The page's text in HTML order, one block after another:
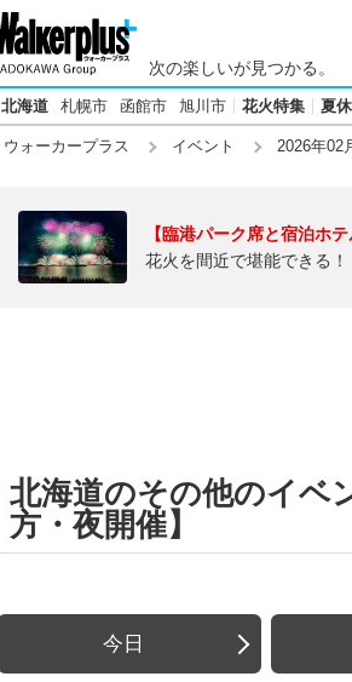
次の楽しいが見つかる。
北海道 札幌市 函館市 旭川市 花火特集 夏
ウォーカープラス イベント 2026年02
【臨港パーク席と宿泊ホ
花火を間近で堪能できる
北海道のその他のイベ
方・夜開催】
今日